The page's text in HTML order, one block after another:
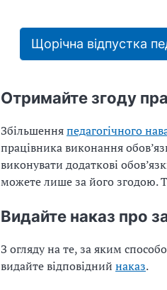
Щорічна відпустка
Отримайте згоду
Збільшенняпедагогічного
працівника виконання
виконувати додаткові
можете лише за його згодою.
Видайте наказ про
З огляду на те, за яким
видайте відповідний наказ.